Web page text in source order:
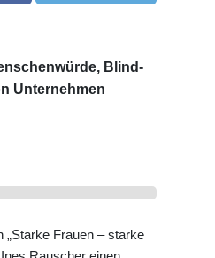
Blind-
Unternehmen
Frauen – starke